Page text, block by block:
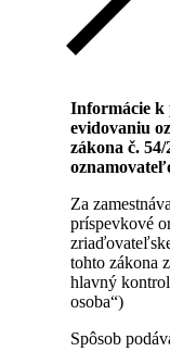
Informácie k
evidovaniu
zákona č.
Za
príspevkové
tohto zákona
hlavný
osoba“)
Spôsob